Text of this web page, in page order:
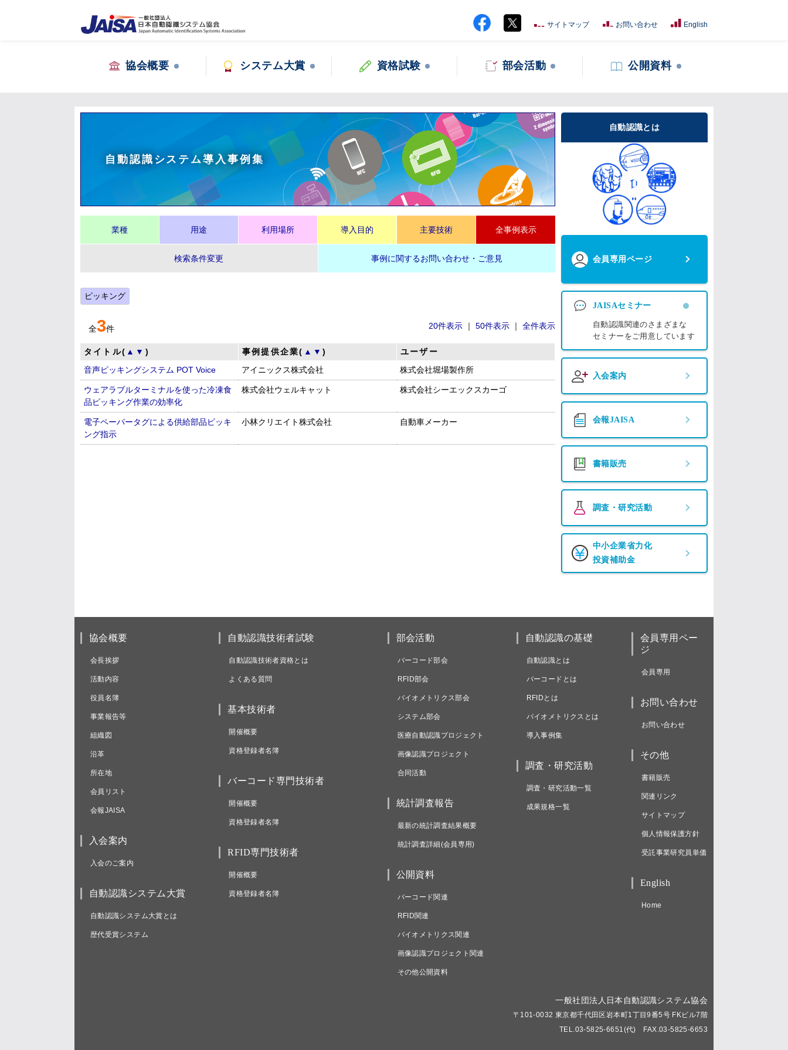
サイトマップ お問い合わせ English
協会概要 システム大賞 資格試験 部会活動 公開資料
自動認識システム導入事例集
業種 用途 利用場所 導入目的 主要技術 全事例表示
検索条件変更 事例に関するお問い合わせ・ご意見
ピッキング
全3件 20件表示 ｜ 50件表示 ｜ 全件表示
タイトル( ▲ ▼ ) 事例提供企業( ▲ ▼)
ユーザー
音声ピッキングシステム POT Voice
アイニックス株式会社 株式会社堀場製作所
ウェアラブルターミナルを使った冷凍食
品ピッキング作業の効率化
株式会社ウェルキャット 株式会社シーエックスカーゴ
電子ペーパータグによる供給部品ピッキ
ング指示
小林クリエイト株式会社 自動車メーカー
自動認識とは
会員専用ページ
JAISAセミナー
自動認識関連のさまざまな
セミナーをご用意しています
入会案内
会報JAISA
書籍販売
調査・研究活動
中小企業省力化
投資補助金
協会概要
会長挨拶
活動内容
役員名簿
事業報告等
組織図
沿革
所在地
会員リスト
会報JAISA
入会案内
入会のご案内
自動認識システム大賞
自動認識システム大賞とは
歴代受賞システム
自動認識技術者試験
自動認識技術者資格とは
よくある質問
基本技術者
開催概要
資格登録者名簿
バーコード専門技術者
開催概要
資格登録者名簿
RFID専門技術者
開催概要
資格登録者名簿
部会活動
バーコード部会
RFID部会
バイオメトリクス部会
システム部会
医療自動認識プロジェクト
画像認識プロジェクト
合同活動
統計調査報告
最新の統計調査結果概要
統計調査詳細(会員専用)
公開資料
バーコード関連
RFID関連
バイオメトリクス関連
画像認識プロジェクト関連
その他公開資料
自動認識の基礎
自動認識とは
バーコードとは
RFIDとは
バイオメトリクスとは
導入事例集
調査・研究活動
調査・研究活動一覧
成果規格一覧
会員専用ペー
ジ
会員専用
お問い合わせ
お問い合わせ
その他
書籍販売
関連リンク
サイトマップ
個人情報保護方針
受託事業研究員単価
English
Home
一般社団法人日本自動認識システム協会
〒101-0032 東京都千代田区岩本町1丁目9番5号 FKビル7階
TEL.03-5825-6651(代) FAX.03-5825-6653